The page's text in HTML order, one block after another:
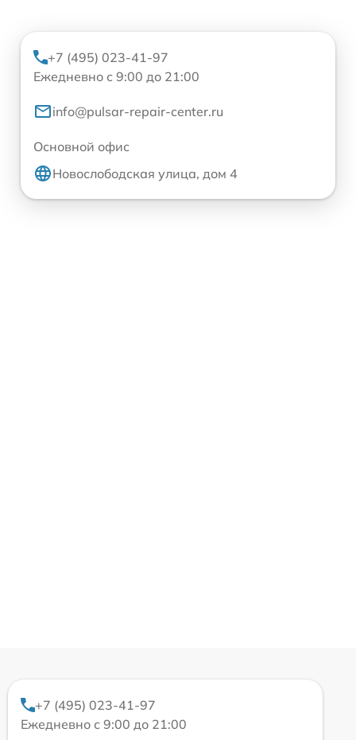
+7 (495) 023-41-97
Ежедневно с 9:00 до 21:00
info@pulsar-repair-center.ru
Основной офис
Новослободская улица, дом 4
+7 (495) 023-41-97
Ежедневно с 9:00 до 21:00